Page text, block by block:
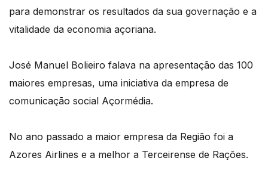
para demonstrar os resultados da sua governação e a
vitalidade da economia açoriana.
José Manuel Bolieiro falava na apresentação das 100
maiores empresas, uma iniciativa da empresa de
comunicação social Açormédia.
No ano passado a maior empresa da Região foi a
Azores Airlines e a melhor a Terceirense de Rações.